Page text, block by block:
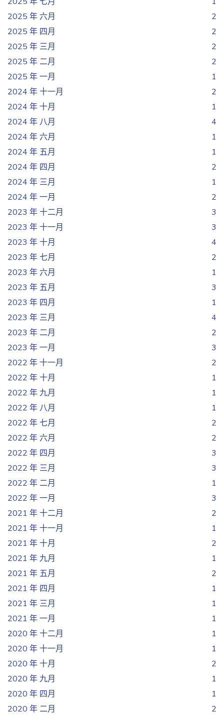
2025 年 六月
2
2025 年 四月
2
2025 年 三月
2
2025 年 二月
2
2025 年 一月
1
2024 年 十一月
2
2024 年 十月
1
2024 年 八月
4
2024 年 六月
1
2024 年 五月
1
2024 年 四月
2
2024 年 三月
1
2024 年 一月
2
2023 年 十二月
3
2023 年 十一月
3
2023 年 十月
4
2023 年 七月
2
2023 年 六月
1
2023 年 五月
3
2023 年 四月
1
2023 年 三月
4
2023 年 二月
2
2023 年 一月
3
2022 年 十一月
2
2022 年 十月
1
2022 年 九月
1
2022 年 八月
1
2022 年 七月
2
2022 年 六月
2
2022 年 四月
3
2022 年 三月
3
2022 年 二月
1
2022 年 一月
3
2021 年 十二月
2
2021 年 十一月
1
2021 年 十月
2
2021 年 九月
1
2021 年 五月
2
2021 年 四月
1
2021 年 三月
1
2021 年 一月
1
2020 年 十二月
1
2020 年 十一月
1
2020 年 十月
2
2020 年 九月
1
2020 年 四月
1
2020 年 二月
2